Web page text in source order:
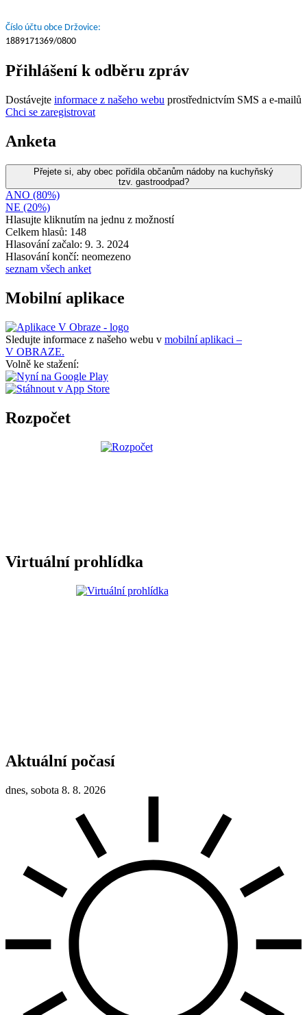
Číslo účtu obce Držovice:
1889171369/0800
Přihlášení k odběru zpráv
Dostávejte informace z našeho webu prostřednictvím SMS a e-mailů
Chci se zaregistrovat
Anketa
Přejete si, aby obec pořídila občanům nádoby na kuchyňský
tzv. gastroodpad?
ANO (80%)
NE (20%)
Hlasujte kliknutím na jednu z možností
Celkem hlasů: 148
Hlasování začalo: 9. 3. 2024
Hlasování končí: neomezeno
seznam všech anket
Mobilní aplikace
Sledujte informace z našeho webu v mobilní aplikaci –
V OBRAZE.
Volně ke stažení:
Rozpočet
Virtuální prohlídka
Aktuální počasí
dnes, sobota 8. 8. 2026